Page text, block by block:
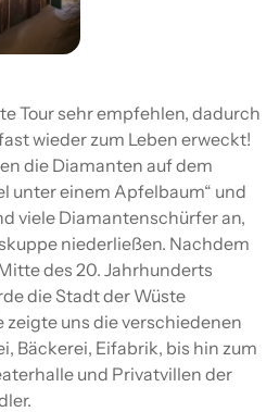
Tour sehr empfehlen, dadurch
wieder zum Leben erweckt!
die Diamanten auf dem
unter einem Apfelbaum“ und
viele Diamantenschürfer an,
niederließen. Nachdem
des 20. Jahrhunderts
die Stadt der Wüste
zeigte uns die verschiedenen
Bäckerei, Eifabrik, bis hin zum
und Privatvillen der